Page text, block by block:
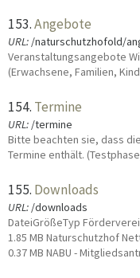
153.Angebote
URL: /naturschutzhofold/
Veranstaltungsangebote
(Erwachsene, Familien,
154. Termine
URL: /termine
Bitte beachten sie, dass
Termine enthält.
155. Downloads
URL: /downloads
DateiGrößeTyp
1.85 MB Naturschutzhof
0.37 MB NABU -